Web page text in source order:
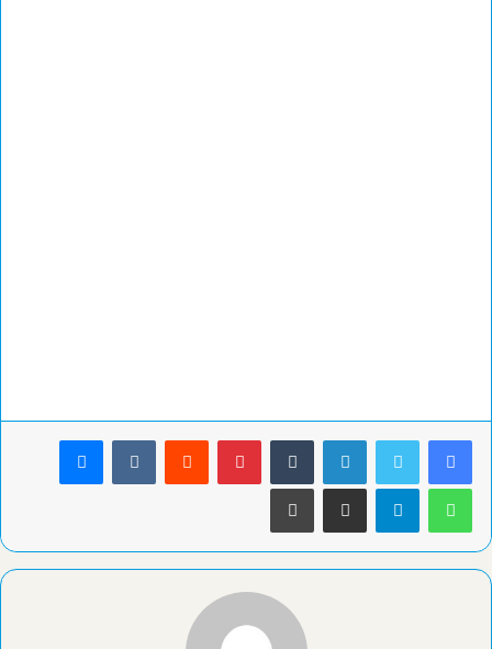
لينكدإن بينتيريست ماسنجر
واتساب تيلقرام مشاركة عبر البريد طباعة